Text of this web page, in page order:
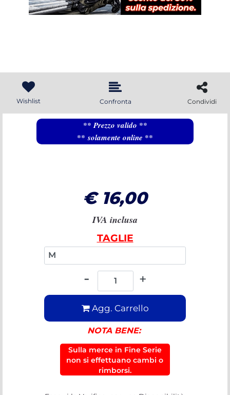
Wishlist Confronta Condividi
** Prezzo valido **
** solamente online **
€ 16,00
IVA inclusa
TAGLIE
Quantità
Agg. Carrello
NOTA BENE:
Sulla merce in Fine Serie
non si effettuano cambi o
rimborsi.